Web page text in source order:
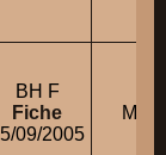
BH F
Fiche
09/2005
M.